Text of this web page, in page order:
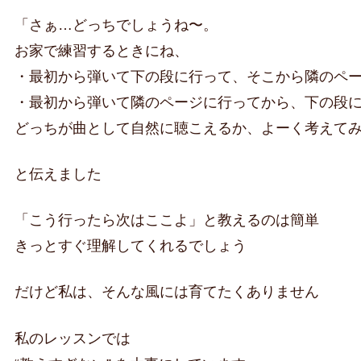
「さぁ…どっちでしょうね〜。
お家で練習するときにね、
・最初から弾いて下の段に行って、そこから隣のペ
・最初から弾いて隣のページに行ってから、下の段
どっちが曲として自然に聴こえるか、よーく考えてみ
と伝えました
「こう行ったら次はここよ」と教えるのは簡単
きっとすぐ理解してくれるでしょう
だけど私は、そんな風には育てたくありません
私のレッスンでは